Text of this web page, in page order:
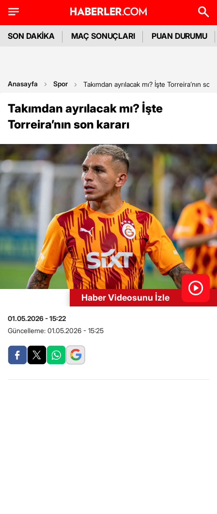
SON DAKİKA MAÇ SONUÇLARI PUAN DURUMU
Anasayfa Spor Takımdan ayrılacak mı? İşte Torreira’nın son
Takımdan ayrılacak mı? İşte
Torreira’nın son kararı
Haber Videosunu İzle
01.05.2026 - 15:22
Güncelleme: 01.05.2026 - 15:25